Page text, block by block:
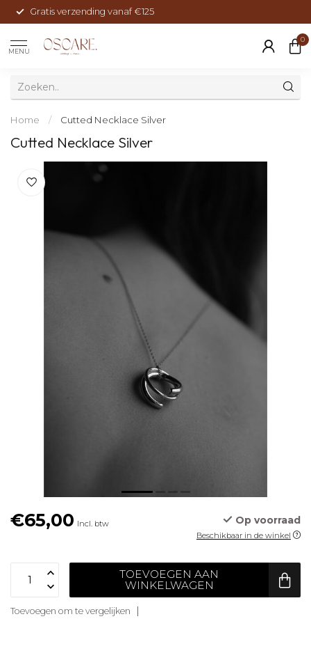
Gratis verzending vanaf €125
MENU
0
Home / Cutted Necklace Silver
Cutted Necklace Silver
€65,00 Incl. btw Op voorraad
Beschikbaar in de winkel
TOEVOEGEN AAN
WINKELWAGEN
Toevoegen om te vergelijken